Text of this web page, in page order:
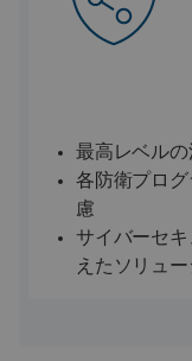
最高レベル
各防衛プロ
慮
サイバーセ
えたソリュ